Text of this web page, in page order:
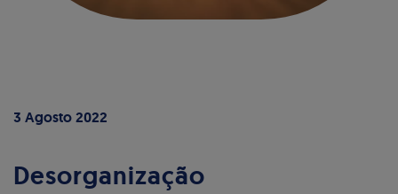
3 Agosto 2022
Desorganização